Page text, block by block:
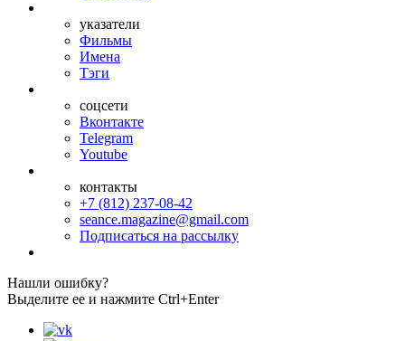
указатели
Фильмы
Имена
Тэги
соцсети
Вконтакте
Telegram
Youtube
контакты
+7 (812) 237-08-42
seance.magazine@gmail.com
Подписаться на рассылку
Нашли ошибку?
Выделите ее и нажмите Ctrl+Enter